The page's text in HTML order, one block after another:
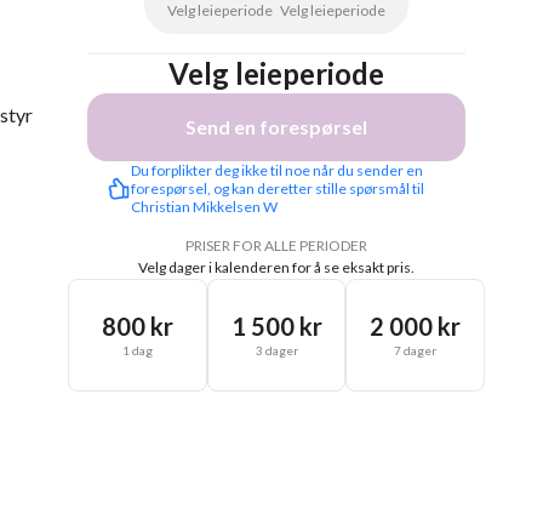
Velg leieperiode Velg leieperiode
Velg leieperiode
Send en forespørsel
Du forplikter deg ikke til noe når du sender en
forespørsel, og kan deretter stille spørsmål til
Christian Mikkelsen W
PRISER FOR ALLE PERIODER
Velg dager i kalenderen for å se eksakt pris.
800 kr
1 dag
1 500 kr
3 dager
2 000 kr
7 dager